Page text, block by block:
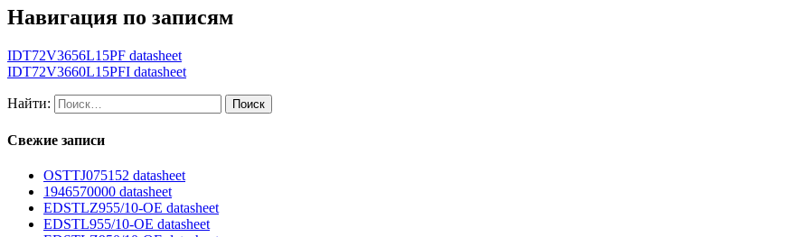
Навигация по записям
IDT72V3656L15PF datasheet
IDT72V3660L15PFI datasheet
Найти:
Свежие записи
OSTTJ075152 datasheet
1946570000 datasheet
EDSTLZ955/10-OE datasheet
EDSTL955/10-OE datasheet